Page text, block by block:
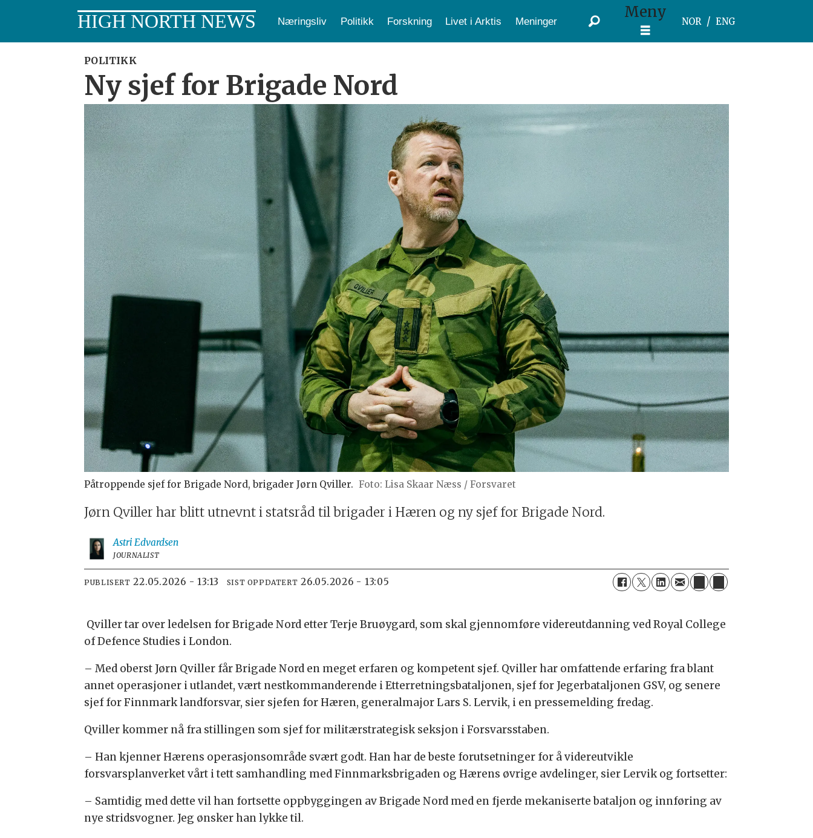
HIGH NORTH NEWS Næringsliv Politikk Forskning Livet i Arktis Meninger Meny
NOR ENG
POLITIKK
Ny sjef for Brigade Nord
Påtroppende sjef for Brigade Nord, brigader Jørn Qviller. Lisa Skaar Næss / Forsvaret
Jørn Qviller har blitt utnevnt i statsråd til brigader i Hæren og ny sjef for Brigade Nord.
Astri Edvardsen
JOURNALIST
PUBLISERT 22.05.2026 - 13:13 SIST OPPDATERT 26.05.2026 - 13:05
Qviller tar over ledelsen for Brigade Nord etter Terje Bruøygard, som skal gjennomføre videreutdanning ved Royal College
of Defence Studies i London.
– Med oberst Jørn Qviller får Brigade Nord en meget erfaren og kompetent sjef. Qviller har omfattende erfaring fra blant
annet operasjoner i utlandet, vært nestkommanderende i Etterretningsbataljonen, sjef for Jegerbataljonen GSV, og senere
sjef for Finnmark landforsvar, sier sjefen for Hæren, generalmajor Lars S. Lervik, i en pressemelding fredag.
Qviller kommer nå fra stillingen som sjef for militærstrategisk seksjon i Forsvarsstaben.
– Han kjenner Hærens operasjonsområde svært godt. Han har de beste forutsetninger for å videreutvikle
forsvarsplanverket vårt i tett samhandling med Finnmarksbrigaden og Hærens øvrige avdelinger, sier Lervik og fortsetter:
– Samtidig med dette vil han fortsette oppbyggingen av Brigade Nord med en fjerde mekaniserte bataljon og innføring av
nye stridsvogner. Jeg ønsker han lykke til.